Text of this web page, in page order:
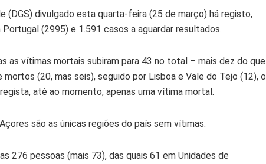
(DGS) divulgado esta quarta-feira (25 de março) há registo,
(2995) e 1.591 casos a aguardar resultados.
as vítimas mortais subiram para 43 no total – mais dez do que
(20, mas seis), seguido por Lisboa e Vale do Tejo (12), o
até ao momento, apenas uma vítima mortal.
são as únicas regiões do país sem vítimas.
276 pessoas (mais 73), das quais 61 em Unidades de